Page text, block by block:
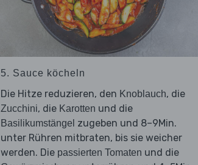
5. Sauce köcheln
Die Hitze reduzieren, den Knoblauch, die
Zucchini, die Karotten und die
Basilikumstängel zugeben und 8–9Min.
unter Rühren mitbraten, bis sie weicher
werden. Die passierten Tomaten und die